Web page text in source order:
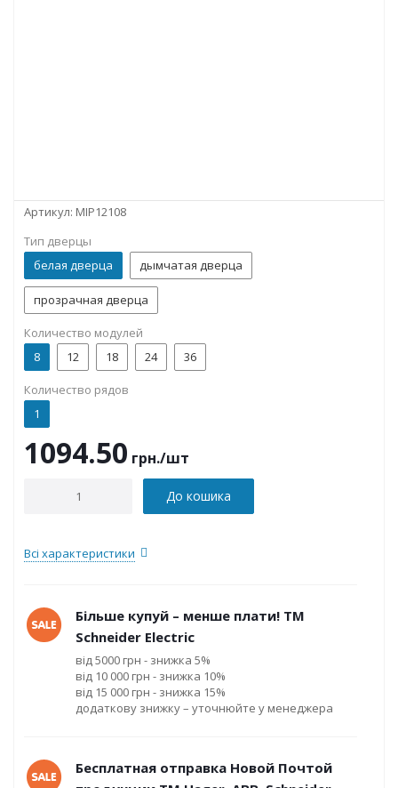
Артикул: MIP12108
Тип дверцы
белая дверца
дымчатая дверца
прозрачная дверца
Количество модулей
8
12 18 24 36
Количество рядов
1
1094.50 грн./шт
До кошика
Всі характеристики
Більше купуй – менше плати! ТМ
Schneider Electric
від 5000 грн - знижка 5%
від 10 000 грн - знижка 10%
від 15 000 грн - знижка 15%
додаткову знижку – уточнюйте у менеджера
Бесплатная отправка Новой Почтой